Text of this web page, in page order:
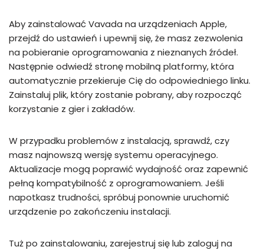
Aby zainstalować Vavada na urządzeniach Apple,
przejdź do ustawień i upewnij się, że masz zezwolenia
na pobieranie oprogramowania z nieznanych źródeł.
Następnie odwiedź stronę mobilną platformy, która
automatycznie przekieruje Cię do odpowiedniego linku.
Zainstaluj plik, który zostanie pobrany, aby rozpocząć
korzystanie z gier i zakładów.
W przypadku problemów z instalacją, sprawdź, czy
masz najnowszą wersję systemu operacyjnego.
Aktualizacje mogą poprawić wydajność oraz zapewnić
pełną kompatybilność z oprogramowaniem. Jeśli
napotkasz trudności, spróbuj ponownie uruchomić
urządzenie po zakończeniu instalacji.
Tuż po zainstalowaniu, zarejestruj się lub zaloguj na